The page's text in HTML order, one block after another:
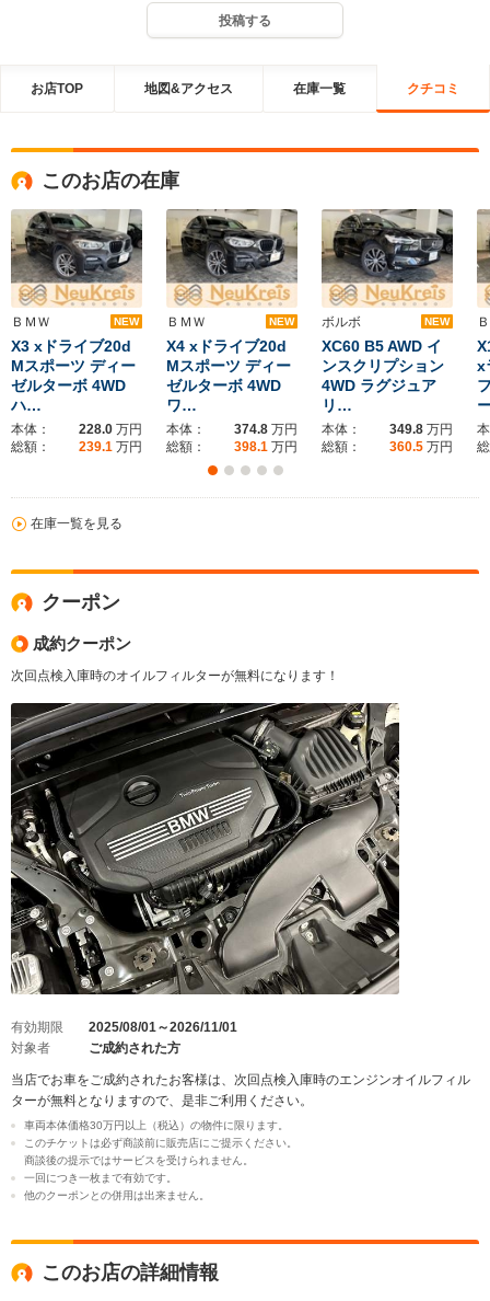
投稿する
お店TOP 地図&アクセス 在庫一覧 クチコミ
このお店の在庫
ＢＭＷ NEW
X3 xドライブ20d
Mスポーツ ディー
ゼルターボ 4WD
ハ…
本体： 228.0 万円
総額：
239.1 万円
ＢＭＷ NEW
X4 xドライブ20d
Mスポーツ ディー
ゼルターボ 4WD
ワ…
本体： 374.8 万円
総額：
398.1 万円
ボルボ NEW
XC60 B5 AWD イ
ンスクリプション
4WD ラグジュア
リ…
本体： 349.8 万円
総額：
360.5 万円
x
在庫一覧を見る
クーポン
成約クーポン
次回点検入庫時のオイルフィルターが無料になります！
有効期限
2025/08/01～2026/11/01
対象者
ご成約された方
当店でお車をご成約されたお客様は、次回点検入庫時のエンジンオイルフィル
ターが無料となりますので、是非ご利用ください。
車両本体価格30万円以上（税込）の物件に限ります。
このチケットは必ず商談前に販売店にご提示ください。
商談後の提示ではサービスを受けられません。
一回につき一枚まで有効です。
他のクーポンとの併用は出来ません。
このお店の詳細情報